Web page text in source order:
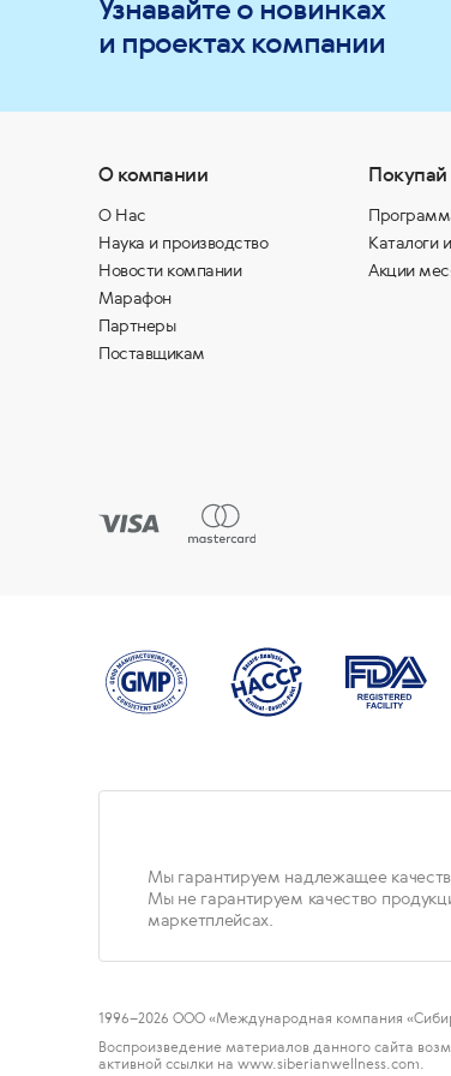
Узнавайте о новинках
и проектах компании
О компании
О Нас
Наука и производство
Новости компании
Марафон
Партнеры
Поставщикам
Каталоги
Акции
Мы гарантируем надлежащее
Мы не гарантируем качество
маркетплейсах.
1996–2026 ООО «Международная компания
Воспроизведение материалов данного сайта
активной ссылки на www.siberianwellness.com.